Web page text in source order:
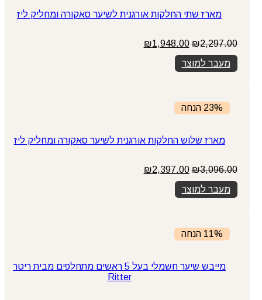
מארז שתי החלקות אורגנית לשיער סאקורה ומחליק ליז
₪2,297.00
המחיר
המקורי
היה:
₪2,297.00.
₪1,948.00
מעבר למוצר
23% הנחה
מארז שלוש החלקות אורגנית לשיער סאקורה ומחליק ליז
₪3,096.00
המחיר
המקורי
היה:
₪3,096.00.
₪2,397.00
מעבר למוצר
11% הנחה
מייבש שיער חשמלי בעל 5 ראשים מתחלפים מבית ריטר
Ritter